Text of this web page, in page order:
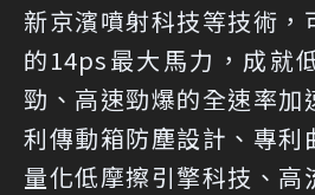
新京濱噴射科技等技術，
的14ps最大馬力，成就
勁、高速勁爆的全速率加
利傳動箱防塵設計、專利
量化低摩擦引擎科技、高